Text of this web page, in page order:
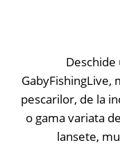
pescarilor, de la
o gama variata
lansete,